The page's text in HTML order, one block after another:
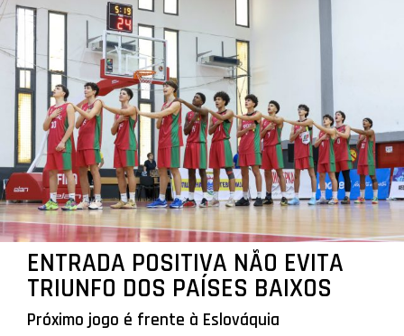
ENTRADA POSITIVA NÃO EVITA
TRIUNFO DOS PAÍSES BAIXOS
Próximo jogo é frente à Eslováquia